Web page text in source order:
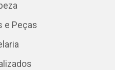
e Peças